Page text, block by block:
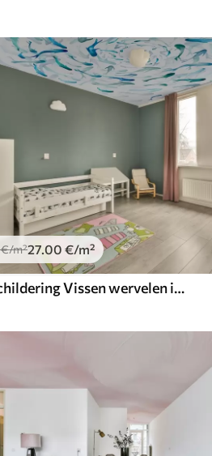
€/m²27.00 €/m²
Muurschildering Vissen wervelen in een draaikolk, vissendans, aquarel, haai, abstracte compositie, minimalisme, blauwe, groene kleur